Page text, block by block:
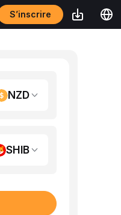
S’inscrire
NZD
SHIB